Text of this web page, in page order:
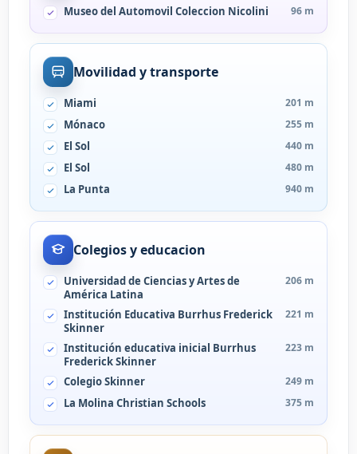
Museo del Automovil Coleccion Nicolini 96 m
Movilidad y transporte
Miami 201 m
Mónaco 255 m
El Sol 440 m
El Sol 480 m
La Punta 940 m
Colegios y educacion
Universidad de Ciencias y Artes de
América Latina
206 m
Institución Educativa Burrhus Frederick
Skinner
221 m
Institución educativa inicial Burrhus
Frederick Skinner
223 m
Colegio Skinner 249 m
La Molina Christian Schools 375 m